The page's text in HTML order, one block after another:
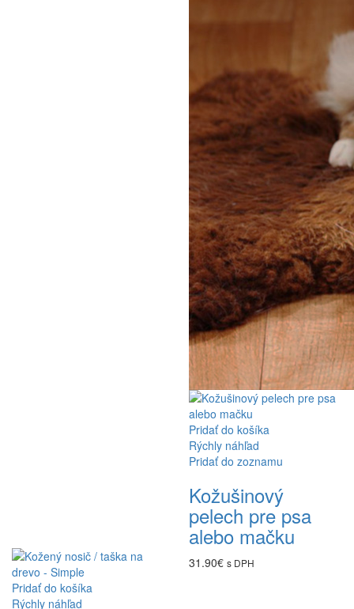
Pridať do košíka
Rýchly náhľad
Pridať do košíka
Rýchly náhľad
Pridať do zoznamu
Kožušinový
pelech pre psa
alebo mačku
31.90€ s DPH